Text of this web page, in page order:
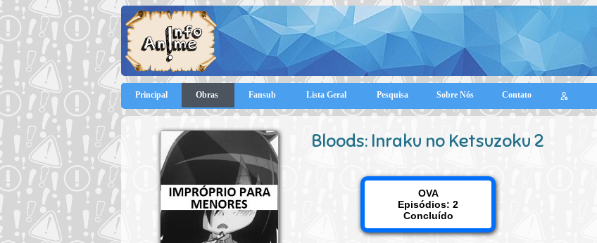
Principal Obras Fansub Lista Geral Pesquisa Sobre Nós Contato
Bloods: Inraku no Ketsuzoku 2
OVA
Episódios: 2
Concluído